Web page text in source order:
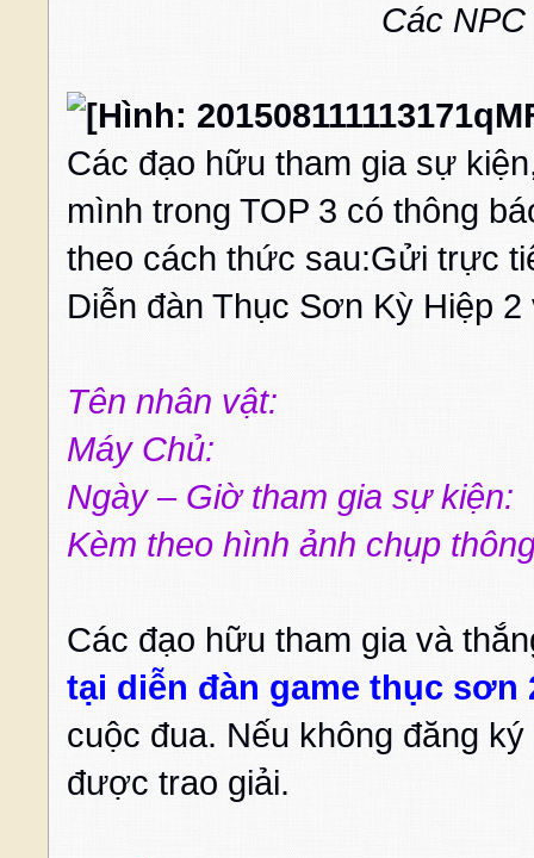
Các
Các đạo hữu tham gia sự
mình trong TOP 3 có thông
theo cách thức sau:Gửi trực
Diễn đàn Thục Sơn Kỳ Hiệp
Tên nhân vật:
Máy Chủ:
Ngày – Giờ tham gia sự kiện:
Kèm theo hình ảnh chụp
Các đạo hữu tham gia và
tại diễn đàn game thục sơn
cuộc đua. Nếu không đăng
được trao giải.